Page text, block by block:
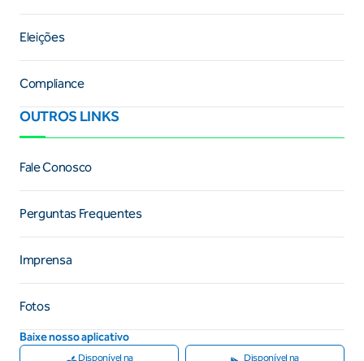
Eleições
Compliance
OUTROS LINKS
Fale Conosco
Perguntas Frequentes
Imprensa
Fotos
Baixe nosso aplicativo
Disponível na Disponível na